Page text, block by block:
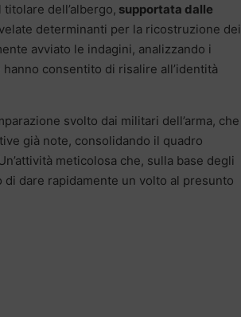
dell’albergo, supportata dalle
determinanti per la ricostruzione dei
avviato le indagini, analizzando i
consentito di risalire all’identità
svolto dai militari dell’arma, che
già note, consolidando il quadro
meticolosa che, sulla base degli
dare rapidamente un volto al presunto